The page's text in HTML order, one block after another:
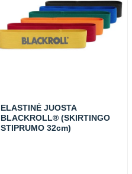
ELASTINĖ JUOSTA
BLACKROLL® (SKIRTINGO
STIPRUMO 32cm)